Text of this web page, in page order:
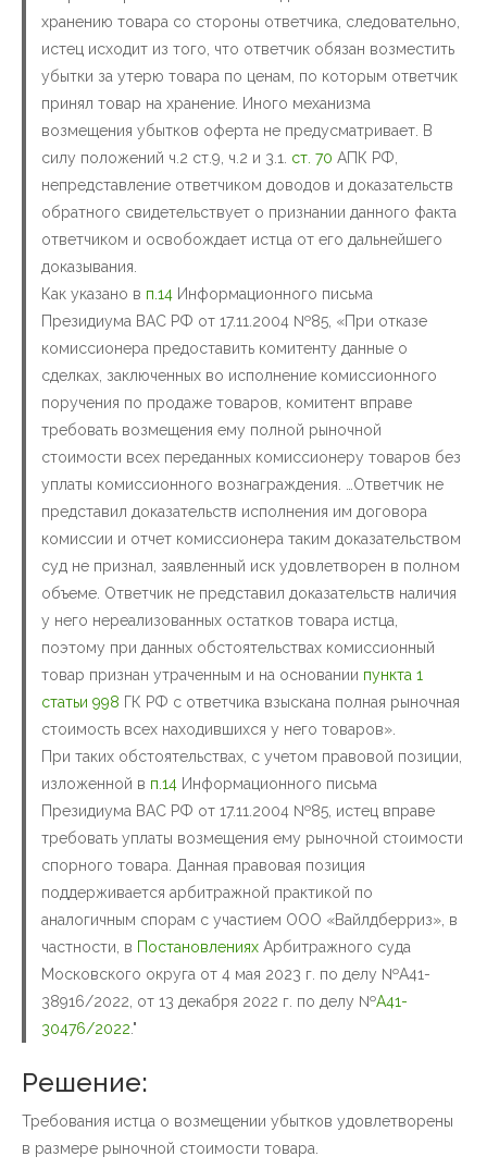
хранению товара со стороны ответчика, следовательно,
истец исходит из того, что ответчик обязан возместить
убытки за утерю товара по ценам, по которым ответчик
принял товар на хранение. Иного механизма
возмещения убытков оферта не предусматривает. В
силу положений ч.2 ст.9, ч.2 и 3.1. ст. 70 АПК РФ,
непредставление ответчиком доводов и доказательств
обратного свидетельствует о признании данного факта
ответчиком и освобождает истца от его дальнейшего
доказывания.
Как указано в п.14Информационного письма
Президиума ВАС РФ от 17.11.2004 №85, «При отказе
комиссионера предоставить комитенту данные о
сделках, заключенных во исполнение комиссионного
поручения по продаже товаров, комитент вправе
требовать возмещения ему полной рыночной
стоимости всех переданных комиссионеру товаров без
уплаты комиссионного вознаграждения. …Ответчик не
представил доказательств исполнения им договора
комиссии и отчет комиссионера таким доказательством
суд не признал, заявленный иск удовлетворен в полном
объеме. Ответчик не представил доказательств наличия
у него нереализованных остатков товара истца,
поэтому при данных обстоятельствах комиссионный
товар признан утраченным и на основании пункта 1
статьи 998 ГК РФ с ответчика взыскана полная рыночная
стоимость всех находившихся у него товаров».
При таких обстоятельствах, с учетом правовой позиции,
изложенной в п.14Информационного письма
Президиума ВАС РФ от 17.11.2004 №85, истец вправе
требовать уплаты возмещения ему рыночной стоимости
спорного товара. Данная правовая позиция
поддерживается арбитражной практикой по
аналогичным спорам с участием ООО «Вайлдберриз», в
частности, в ПостановленияхАрбитражного суда
Московского округа от 4 мая 2023 г. по делу №А41-
38916/2022, от 13 декабря 2022 г. по делу №А41-
30476/2022 ."
Решение:
Требования истца о возмещении убытков удовлетворены
в размере рыночной стоимости товара.